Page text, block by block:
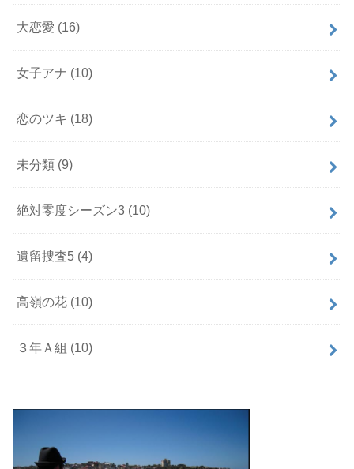
大恋愛 (16)
女子アナ (10)
恋のツキ (18)
未分類 (9)
絶対零度シーズン3 (10)
遺留捜査5 (4)
高嶺の花 (10)
３年Ａ組 (10)